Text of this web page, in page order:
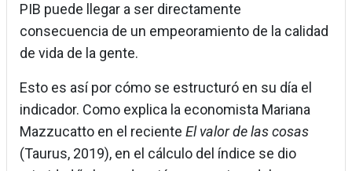
PIB puede llegar a ser directamente
consecuencia de un empeoramiento de la calidad
de vida de la gente.
Esto es así por cómo se estructuró en su día el
indicador. Como explica la economista Mariana
Mazzucatto en el reciente El valor de las cosas
(Taurus, 2019), en el cálculo del índice se dio